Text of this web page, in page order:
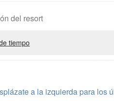
del resort
tiempo
a la izquierda para los